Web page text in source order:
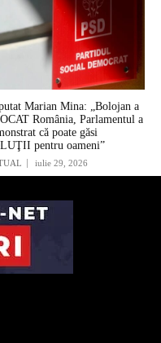
Marian Mina: „Bolojan a
România, Parlamentul a
că poate găsi
pentru oameni”
iulie 29, 2026